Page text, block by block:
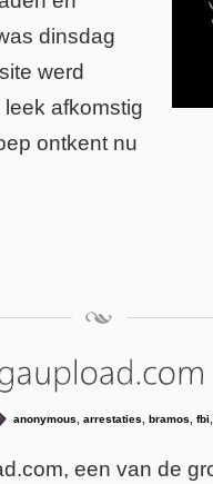
dinsdag
werd
afkomstig
ontkent nu
anonymous arrestaties bramos fbi
een van de